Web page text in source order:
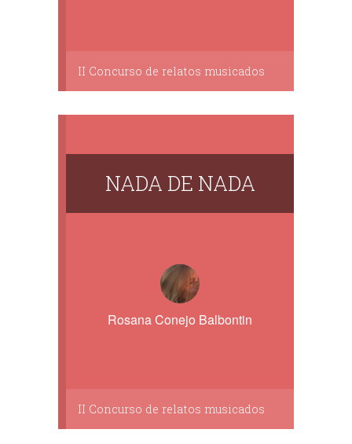
II Concurso de relatos musicados
NADA DE NADA
Rosana Conejo Balbontin
II Concurso de relatos musicados